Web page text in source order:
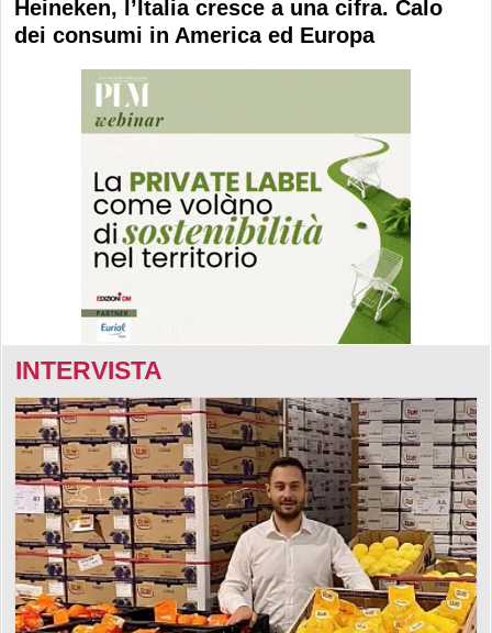
Heineken, l’Italia cresce a una cifra. Calo
dei consumi in America ed Europa
INTERVISTA